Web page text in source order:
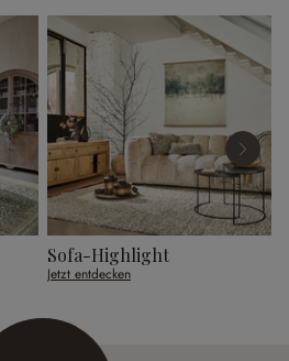
Sofa-Highlight
Jetzt entdecken